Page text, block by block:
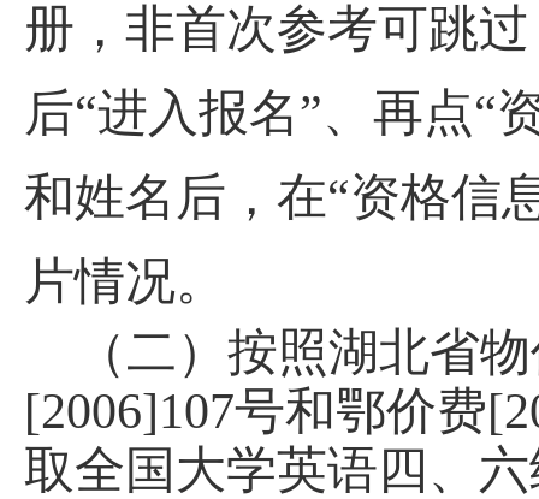
册，非首次参考可跳
后“进入报名”、再点“
和姓名后，在“资格信
片情况。
（二） 按照湖北省
[2006]107号和鄂价费
取全国大学英语四、